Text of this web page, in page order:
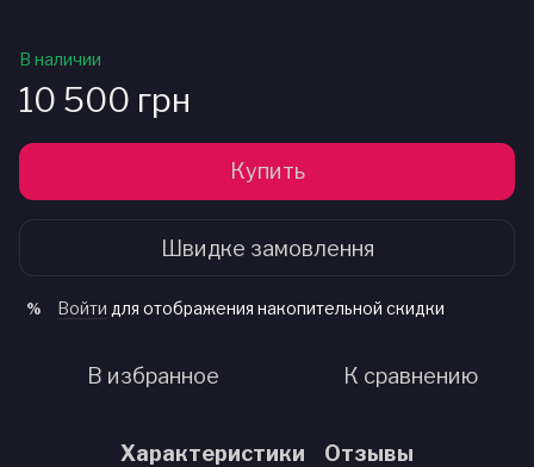
В наличии
10 500 грн
Купить
Швидке замовлення
% Войти для отображения накопительной скидки
В избранное К сравнению
Характеристики Отзывы